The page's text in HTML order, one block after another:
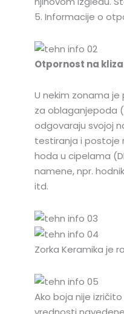
5. Informacije o
Otpornost na
U nekim zonama
za oblaganjepoda
odgovaraju svojoj
testiranja i postoje
hoda u cipelama
namene, npr.
itd.
Zorka Keramika je
Ako boja nije